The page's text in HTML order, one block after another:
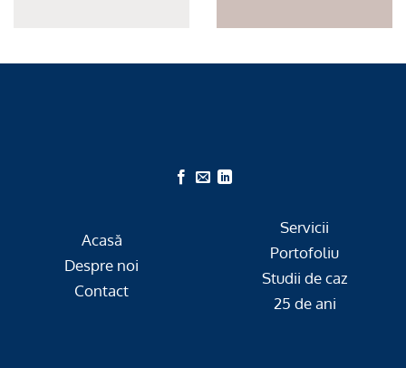
Acasă
Despre noi
Contact
Servicii
Portofoliu
Studii de caz
25 de ani